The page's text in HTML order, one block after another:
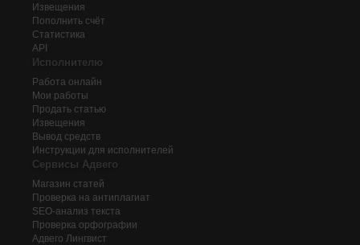
Извещения
Пополнить счёт
Статистика
API
Исполнителю
Работа онлайн
Мои работы
Продать статью
Извещения
Вывод средств
Инструкции для исполнителей
Сервисы Адвего
Магазин статей
Проверка на антиплагиат
SEO-анализ текста
Проверка орфографии
Адвего Лингвист